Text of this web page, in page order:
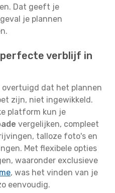
Dat geeft je
je plannen
verblijf in
overtuigd dat het plannen
zijn, niet ingewikkeld.
platform kun je
vergelijken, compleet
talloze foto's en
Met flexibele opties
waaronder exclusieve
, was het vinden van je
eenvoudig.